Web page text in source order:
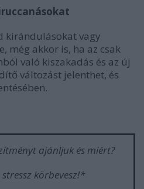
kirándulásokat vagy
még akkor is, ha az csak
való kiszakadás és az új
változást jelenthet, és
ajánljuk és miért?
körbevesz!*